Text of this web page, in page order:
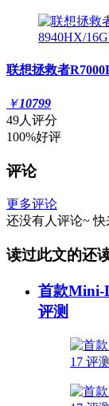
联想拯救者
￥10799
49人评分
100%好评
评论
更多评论
还没有人评论~ 快
读过此文的还
首款Mini-
评测